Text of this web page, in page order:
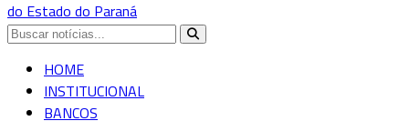
HOME
INSTITUCIONAL
BANCOS